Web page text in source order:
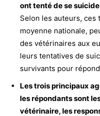
ont tenté de se
Selon les auteurs, ces
moyenne nationale,
des vétérinaires aux
leurs tentatives de
survivants pour
Les trois principaux
les répondants sont
vétérinaire, les